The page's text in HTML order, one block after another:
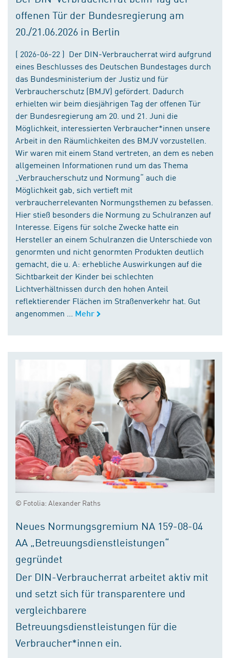
offenen Tür der Bundesregierung am
20./21.06.2026 in Berlin
( 2026-06-22 ) Der DIN-Verbraucherrat wird aufgrund
eines Beschlusses des Deutschen Bundestages durch
das Bundesministerium der Justiz und für
Verbraucherschutz (BMJV) gefördert. Dadurch
erhielten wir beim diesjährigen Tag der offenen Tür
der Bundesregierung am 20. und 21. Juni die
Möglichkeit, interessierten Verbraucher*innen unsere
Arbeit in den Räumlichkeiten des BMJV vorzustellen.
Wir waren mit einem Stand vertreten, an dem es neben
allgemeinen Informationen rund um das Thema
„Verbraucherschutz und Normung“ auch die
Möglichkeit gab, sich vertieft mit
verbraucherrelevanten Normungsthemen zu befassen.
Hier stieß besonders die Normung zu Schulranzen auf
Interesse. Eigens für solche Zwecke hatte ein
Hersteller an einem Schulranzen die Unterschiede von
genormten und nicht genormten Produkten deutlich
gemacht, die u. A: erhebliche Auswirkungen auf die
Sichtbarkeit der Kinder bei schlechten
Lichtverhältnissen durch den hohen Anteil
reflektierender Flächen im Straßenverkehr hat. Gut
angenommen ...
Mehr
© Fotolia: Alexander Raths
Neues Normungsgremium NA 159-08-04
AA „Betreuungsdienstleistungen“
gegründet
Der DIN-Verbraucherrat arbeitet aktiv mit
und setzt sich für transparentere und
vergleichbarere
Betreuungsdienstleistungen für die
Verbraucher*innen ein.